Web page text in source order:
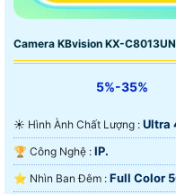
Camera KBvision KX-
5%-35%
☀️ Hình Ành Chất Lượng : Ultra
🏆 Công Nghệ : IP.
⭐ Nhìn Ban Đêm : Full Color